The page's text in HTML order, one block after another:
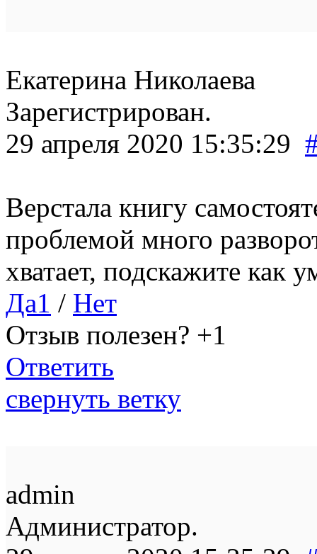
Екатерина Николаева
Зарегистрирован.
29 апреля 2020 15:35:29
Верстала книгу
проблемой много
хватает, подскажите как
Да1 / Нет
Отзыв полезен? +1
Ответить
свернуть ветку
admin
Администратор.